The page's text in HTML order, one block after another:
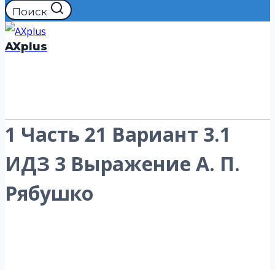
Поиск
AXplus
1 Часть 21 Вариант 3.1
ИДЗ 3 Выражение А. П.
Рябушко